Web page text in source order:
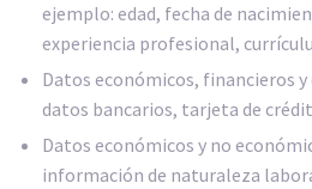
ejemplo: edad, fecha de
experiencia profesional,
Datos económicos, financieros
datos bancarios, tarjeta de
Datos económicos y no
información de naturaleza